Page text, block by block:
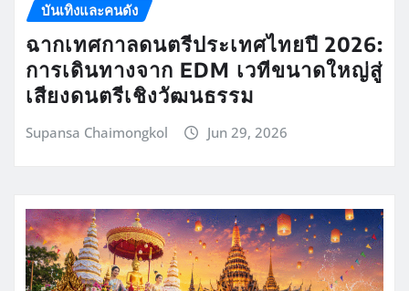
บันเทิงและคนดัง
ฉากเทศกาลดนตรีประเทศไทยปี 2026:
การเดินทางจาก EDM เวทีขนาดใหญ่สู่
เสียงดนตรีเชิงวัฒนธรรม
Supansa Chaimongkol Jun 29, 2026